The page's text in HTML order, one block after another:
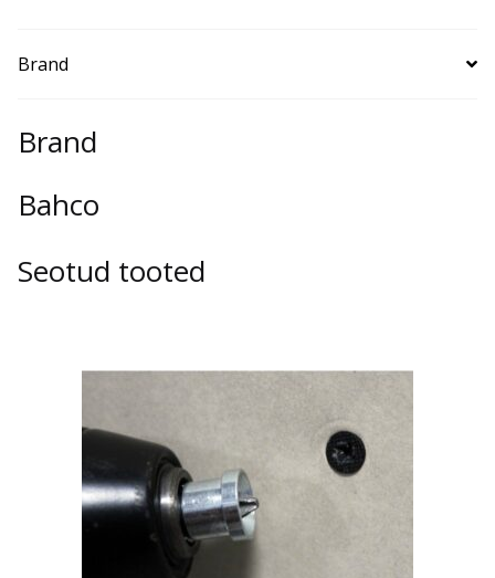
TR,R
45tk,
4tk
150mm
Brand
Brand
Bahco
Seotud tooted